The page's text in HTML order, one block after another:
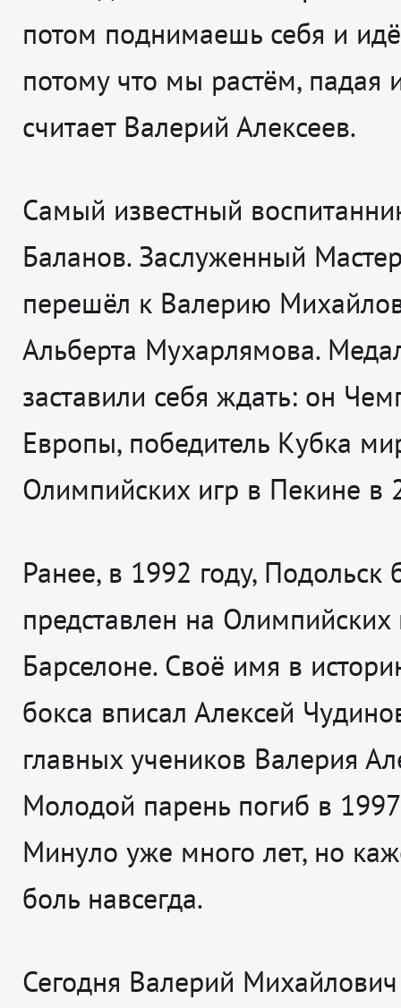
потом поднимаешь себя и
потому что мы растём, падая
считает Валерий Алексеев.
Самый известный
Баланов. Заслуженный
перешёл к Валерию
Альберта Мухарлямова.
заставили себя ждать: он
Европы, победитель Кубка
Олимпийских игр в Пекине в
Ранее, в 1992 году, Подольск
представлен на Олимпийских
Барселоне. Своё имя в
бокса вписал Алексей
главных учеников Валерия
Молодой парень погиб в 1997
Минуло уже много лет, но
боль навсегда.
Сегодня Валерий Михайлович